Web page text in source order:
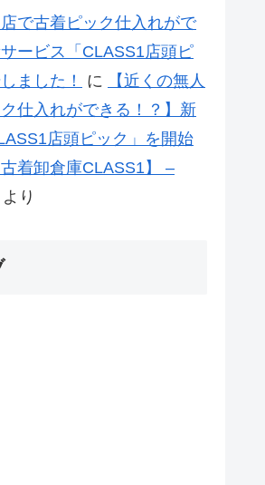
店で古着ピック仕入れがで
ービス「CLASS1店頭ピ
ました！
に
【近くの無人
仕入れができる！？】新
店頭ピック」を開始
着卸倉庫CLASS1】 –
より